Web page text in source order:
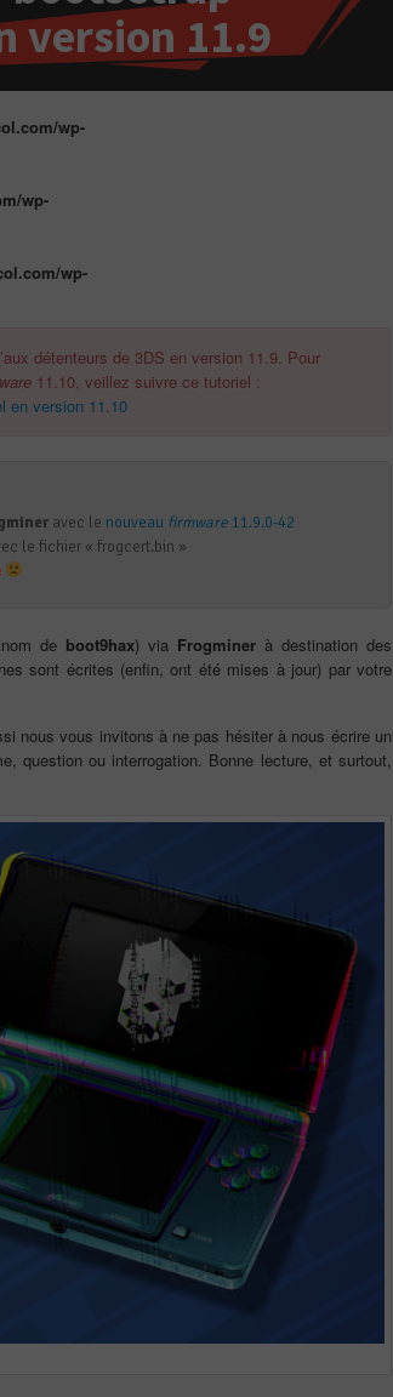
version 11.9
wp-
wp-
wp-
détenteurs de 3DS en version 11.9. Pour
11.10, veillez suivre ce tutoriel :
en version 11.10
avec le nouveau firmware 11.9.0-42
le fichier « frogcert.bin »
de boot9hax) via Frogminer à destination des
sont écrites (enfin, ont été mises à jour) par votre
nous vous invitons à ne pas hésiter à nous écrire un
question ou interrogation. Bonne lecture, et surtout,